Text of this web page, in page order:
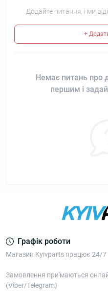
Додайте питання, і ми
+
Немає питань про
першим і
Графік роботи
Магазин Kyivparts працює 24/7
Замовлення при'маються
(Viber/Telegram)